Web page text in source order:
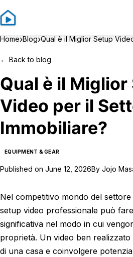
Home›Blog›Qual è il Miglior Setup
← Back to blog
Qual è il Miglior
Video per il
Immobiliare?
EQUIPMENT & GEAR
Published on June 12, 2026By Jojo
Nel competitivo mondo del
setup video professionale può
significativa nel modo in cui
proprietà. Un video ben
di una casa e coinvolgere